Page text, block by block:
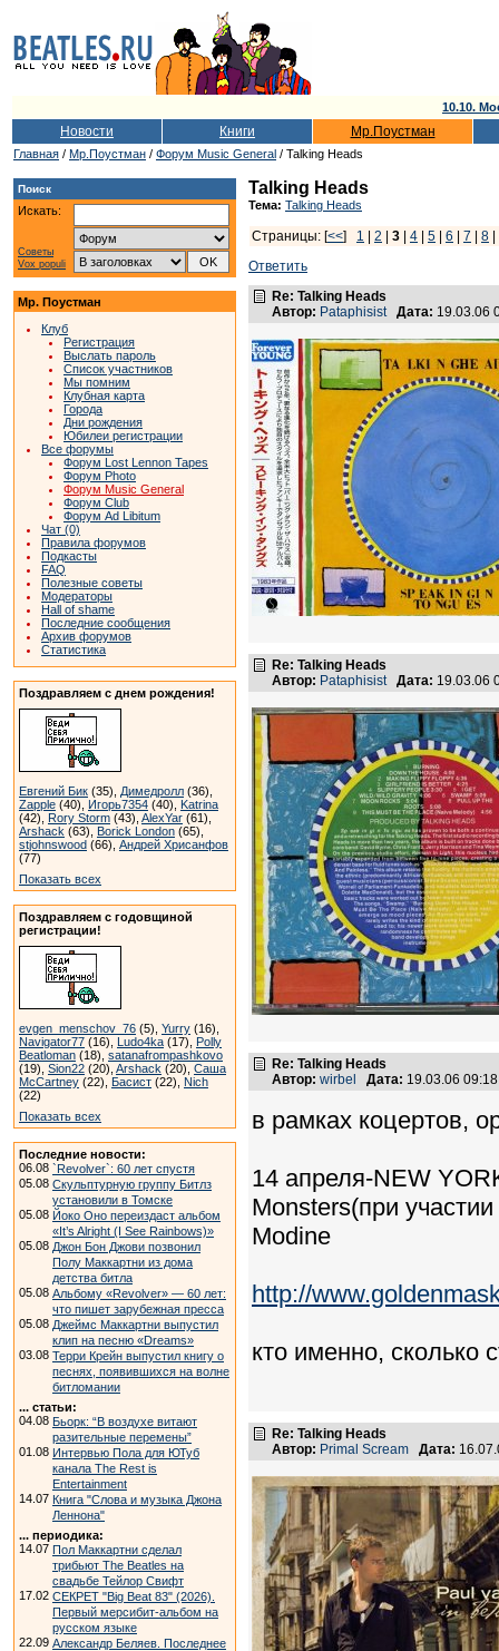
10.10.
Новости Книги Мр.Поустман
Главная / Мр.Поустман / Форум Music General / Talking Heads
Поиск
Искать:
Советы
Vox populi
Мр. Поустман
Клуб
Регистрация
Выслать пароль
Список участников
Мы помним
Клубная карта
Города
Дни рождения
Юбилеи регистрации
Все форумы
Форум Lost Lennon Tapes
Форум Photo
Форум Music General
Форум Club
Форум Ad Libitum
Чат (0)
Правила форумов
Подкасты
FAQ
Полезные советы
Модераторы
Hall of shame
Последние сообщения
Архив форумов
Статистика
Поздравляем с днем рождения!
Евгений Бик (35), Димедролл (36),
Zapple (40), Игорь7354 (40), Katrina
(42), Rory Storm (43), AlexYar (61),
Arshack (63), Borick London (65),
stjohnswood (66), Андрей Хрисанфов
(77)
Показать всех
Поздравляем с годовщиной
регистрации!
evgen_menschov_76 (5), Yurry (16),
Navigator77 (16), Ludo4ka (17), Polly
Beatloman (18), satanafrompashkovo
(19), Sion22 (20), Arshack (20), Саша
McCartney (22), Басист (22), Nich
(22)
Показать всех
Последние новости:
06.08 `Revolver`: 60 лет спустя
05.08 Скульптурную группу Битлз
установили в Томске
05.08 Йоко Оно переиздаст альбом
«It’s Alright (I See Rainbows)»
05.08 Джон Бон Джови позвонил
Полу Маккартни из дома
детства битла
05.08 Альбому «Revolver» — 60 лет:
что пишет зарубежная пресса
05.08 Джеймс Маккартни выпустил
клип на песню «Dreams»
03.08 Терри Крейн выпустил книгу о
песнях, появившихся на волне
битломании
... статьи:
04.08 Бьорк: “В воздухе витают
разительные перемены”
01.08 Интервью Пола для ЮТуб
канала The Rest is
Entertainment
14.07 Книга "Слова и музыка Джона
Леннона"
... периодика:
14.07 Пол Маккартни сделал
трибьют The Beatles на
свадьбе Тейлор Свифт
17.02 СЕКРЕТ "Big Beat 83" (2026).
Первый мерсибит-альбом на
русском языке
22.09 Александр Беляев. Последнее
Talking Heads
Тема: Talking Heads
Страницы: [<<] 1 2 3 4 5 6 7 8
Ответить
Re: Talking Heads
Автор: Pataphisist Дата: 19.03.06
Re: Talking Heads
Автор: Pataphisist Дата: 19.03.06
Re: Talking Heads
Автор: wirbel Дата: 19.03.06
в рамках коцертов,
14 апреля-NEW
Monsters(при
Modine
http://
кто именно, сколько
Re: Talking Heads
Автор: Primal Scream Дата: